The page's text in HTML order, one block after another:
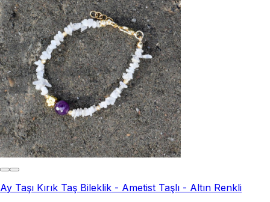
Ay Taşı Kırık Taş Bileklik - Ametist Taşlı - Altın Renkli